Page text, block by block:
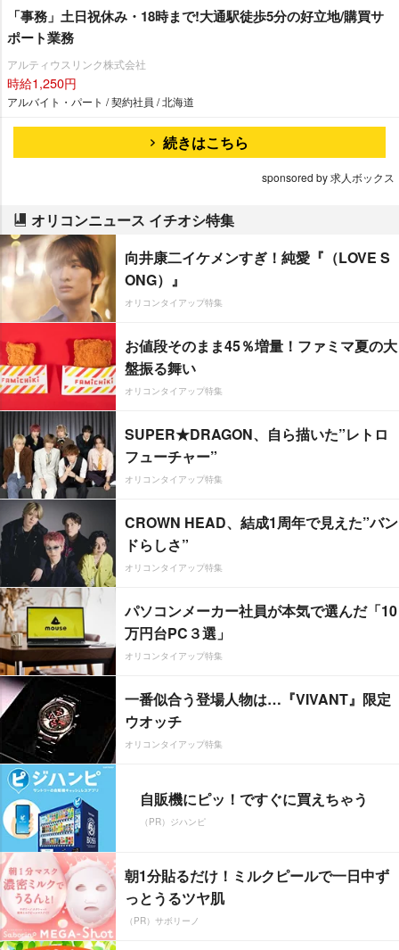
「事務」土日祝休み・18時まで!大通駅徒歩5分の好立地/購買サ
ポート業務
アルティウスリンク株式会社
時給1,250円
アルバイト・パート / 契約社員 / 北海道
続きはこちら
sponsored by 求人ボックス
オリコンニュース イチオシ特集
向井康二イケメンすぎ！純愛『（LOVE S
ONG）』
オリコンタイアップ特集
お値段そのまま45％増量！ファミマ夏の大
盤振る舞い
オリコンタイアップ特集
SUPER★DRAGON、自ら描いた”レトロ
フューチャー”
オリコンタイアップ特集
CROWN HEAD、結成1周年で見えた”バン
ドらしさ”
オリコンタイアップ特集
パソコンメーカー社員が本気で選んだ「10
万円台PC３選」
オリコンタイアップ特集
一番似合う登場人物は…『VIVANT』限定
ウオッチ
オリコンタイアップ特集
自販機にピッ！ですぐに買えちゃう
（PR）ジハンピ
朝1分貼るだけ！ミルクピールで一日中ず
っとうるツヤ肌
（PR）サボリーノ